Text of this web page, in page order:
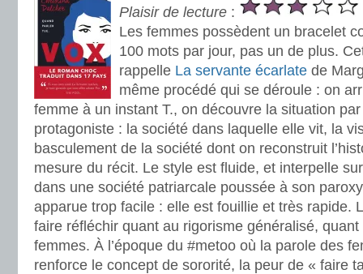
Plaisir de lecture :
Les femmes possèdent un bracelet
100 mots par jour, pas un de plus.
rappelle La servante écarlate de
même procédé qui se déroule : on
femme à un instant T., on découvre la situation
protagoniste : la société dans laquelle elle vit, la
basculement de la société dont on reconstruit
mesure du récit. Le style est fluide, et interpelle
dans une société patriarcale poussée à son
apparue trop facile : elle est fouillie et très rapide.
faire réfléchir quant au rigorisme généralisé,
femmes. À l’époque du #metoo où la parole des
renforce le concept de sororité, la peur de « faire